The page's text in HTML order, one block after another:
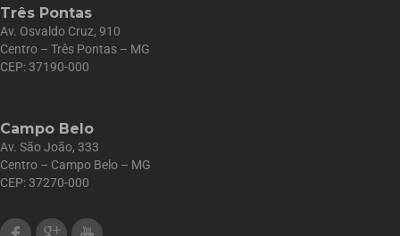
Três Pontas
Av. Osvaldo Cruz, 910
Centro – Três Pontas – MG
CEP: 37190-000
Campo Belo
Av. São João, 333
Centro – Campo Belo – MG
CEP: 37270-000
FacebookGoogle Plus